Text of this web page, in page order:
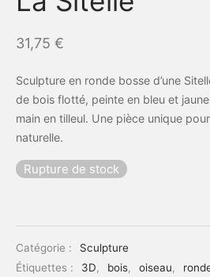
31,75 €
Sculpture en ronde bosse d’une
de bois flotté, peinte en bleu et
main en tilleul. Une pièce unique
naturelle.
Rupture de stock
Catégorie :
Sculpture
Étiquettes :
3D, bois, oiseau,